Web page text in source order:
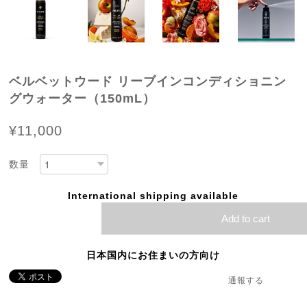
ベルベットウード リーブインコンディショニン
グウォーター（150mL）
¥11,000
数量
International shipping available
Add to cart
日本国内にお住まいの方向け
通報する